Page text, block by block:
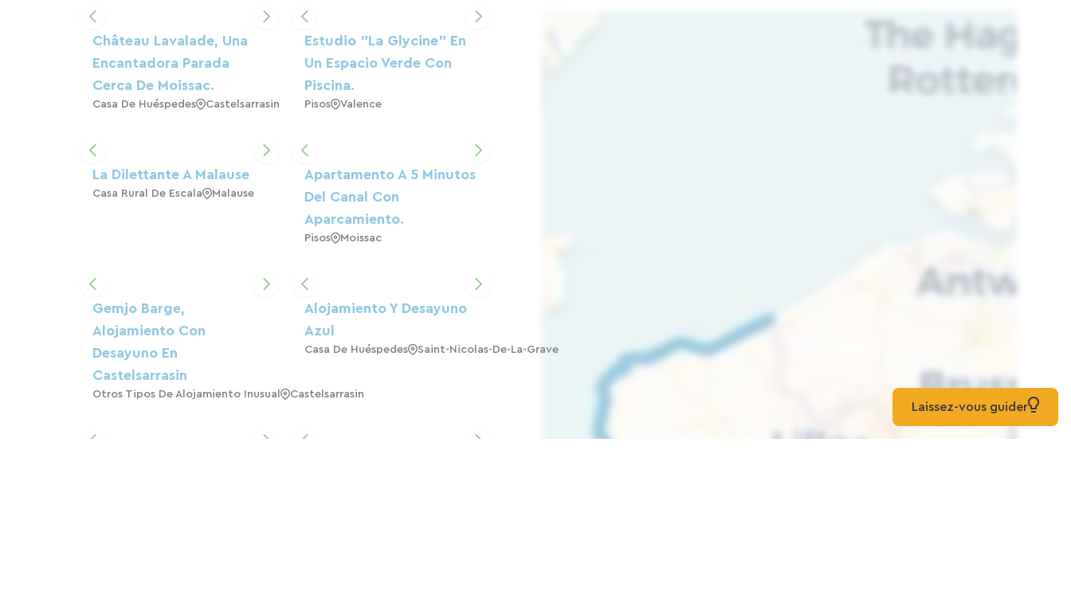
Château Lavalade, Una
Encantadora Parada
Cerca De Moissac.
Casa De Huéspedes Castelsarrasin
Estudio "La Glycine" En
Un Espacio Verde Con
Piscina.
Pisos Valence
La Dilettante A Malause
Casa Rural De Escala Malause
Apartamento A 5 Minutos
Del Canal Con
Aparcamiento.
Pisos Moissac
Gemjo Barge,
Alojamiento Con
Desayuno En
Castelsarrasin
Otros Tipos De Alojamiento Inusual Castelsarrasin
Alojamiento Y Desayuno
Azul
Casa De Huéspedes Saint-Nicolas-De-La-Grave
Laissez-vous guider